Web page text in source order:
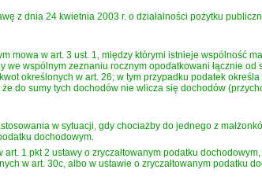
z dnia 24 kwietnia 2003 r. o działalności pożytku
mowa w art. 3 ust. 1, między którymi istnieje wspólność
wspólnym zeznaniu rocznym opodatkowani łącznie
określonych w art. 26; w tym przypadku podatek
do sumy tych dochodów nie wlicza się dochodów
w sytuacji, gdy chociażby do jednego z
dochodowym.
1 pkt 2 ustawy o zryczałtowanym podatku
w art. 30c, albo w ustawie o zryczałtowanym podatku